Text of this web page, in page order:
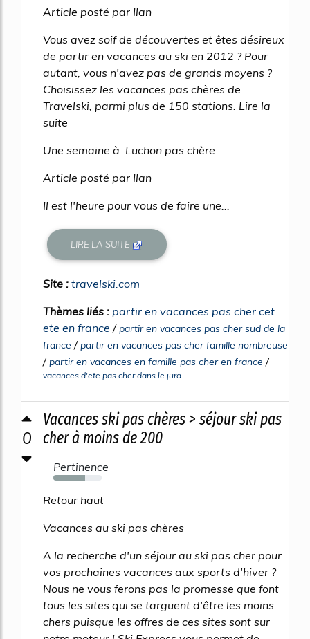
Article posté par Ilan
Vous avez soif de découvertes et êtes désireux
de partir en vacances au ski en 2012 ? Pour
autant, vous n'avez pas de grands moyens ?
Choisissez les vacances pas chères de
Travelski, parmi plus de 150 stations. Lire la
suite
Une semaine à Luchon pas chère
Article posté par Ilan
Il est l'heure pour vous de faire une...
LIRE LA SUITE
Site : travelski.com
Thèmes liés : partir en vacances pas cher cet
ete en france /partir en vacances pas cher sud de la
france /partir en vacances pas cher famille nombreuse
/partir en vacances en famille pas cher en france /
vacances d'ete pas cher dans le jura
0
Vacances ski pas chères > séjour ski pas
cher à moins de 200
Pertinence
65%
Retour haut
Vacances au ski pas chères
A la recherche d'un séjour au ski pas cher pour
vos prochaines vacances aux sports d'hiver ?
Nous ne vous ferons pas la promesse que font
tous les sites qui se targuent d'être les moins
chers puisque les offres de ces sites sont sur